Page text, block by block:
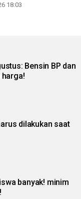
18:03
Bensin BP dan
harga!
dilakukan saat
banyak! minim